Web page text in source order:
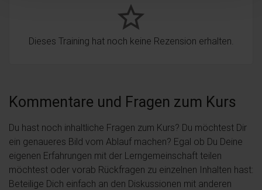
star_border
Dieses Training hat noch keine Rezension erhalten.
Kommentare und Fragen zum Kurs
Du hast noch inhaltliche Fragen zum Kurs? Du möchtest Dir
ein genaueres Bild vom Ablauf machen? Egal ob Du Deine
eigenen Erfahrungen mit der Lerngemeinschaft teilen
möchtest oder vorab Rückfragen zu einzelnen Inhalten hast:
Beteilige Dich einfach an den Diskussionen mit anderen